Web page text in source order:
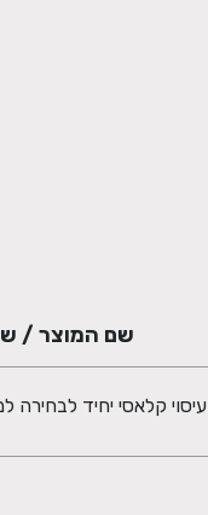
שם המוצר /
עיסוי קלאסי יחיד לבחירה למשך